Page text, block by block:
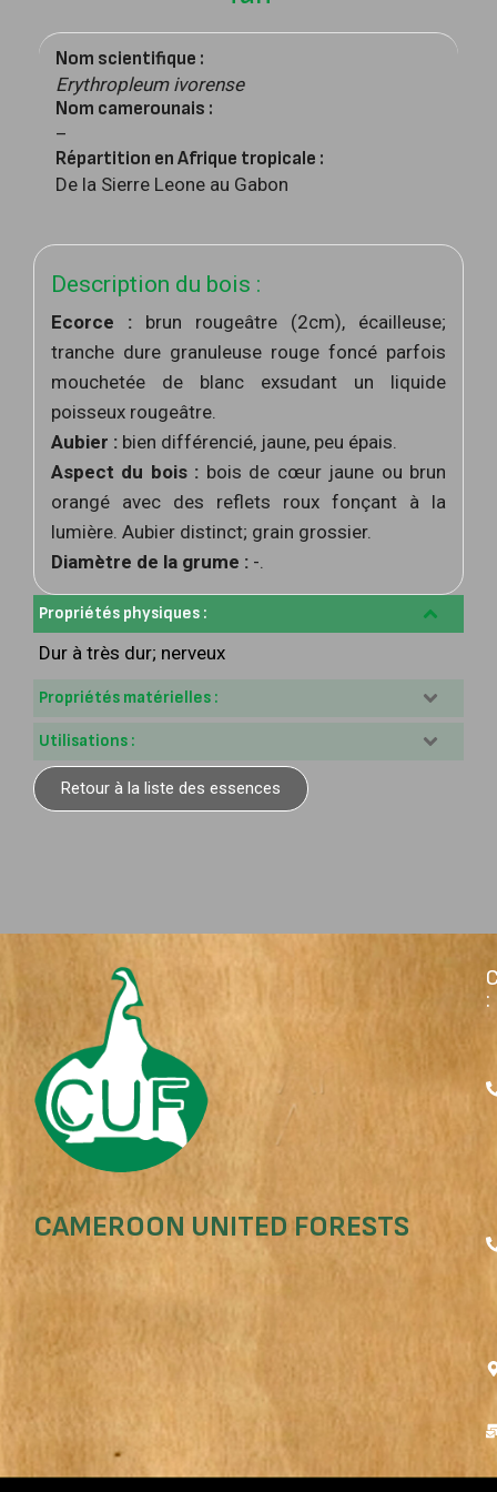
Nom scientifique :
Erythropleum ivorense
Nom camerounais :
–
Répartition en Afrique tropicale :
De la Sierre Leone au Gabon
Description du bois :
Ecorce : brun rougeâtre (2cm), écailleuse;
tranche dure granuleuse rouge foncé parfois
mouchetée de blanc exsudant un liquide
poisseux rougeâtre.
Aubier : bien différencié, jaune, peu épais.
Aspect du bois : bois de cœur jaune ou brun
orangé avec des reflets roux fonçant à la
lumière. Aubier distinct; grain grossier.
Diamètre de la grume : -.
Propriétés physiques :
Dur à très dur; nerveux
Propriétés matérielles :
Utilisations :
Retour à la liste des essences
CAMEROON UNITED FORESTS
: